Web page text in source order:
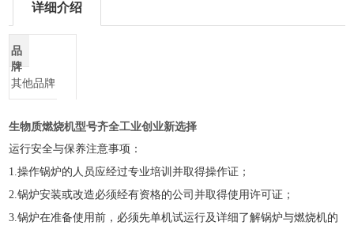
详细介绍
品
牌
其他品牌
生物质燃烧机型号齐全工业创业新选择
运行安全与保养注意事项：
1.操作锅炉的人员应经过专业培训并取得操作证；
2.锅炉安装或改造必须经有资格的公司并取得使用许可证；
3.锅炉在准备使用前，必须先单机试运行及详细了解锅炉与燃烧机的